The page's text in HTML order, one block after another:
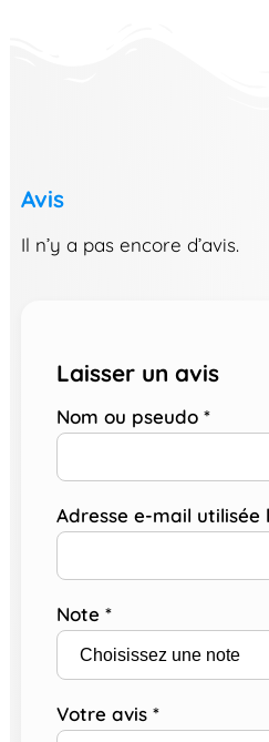
Avis
Il n’y a pas encore d’avis.
Laisser un avis
Nom ou pseudo *
Adresse e-mail utilisée
Note *
Votre avis *